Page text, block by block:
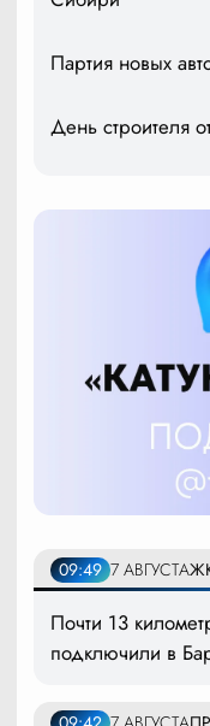
Партия новых
День строителя
09:49 7 АВГУСТА
Почти 13
подключили в